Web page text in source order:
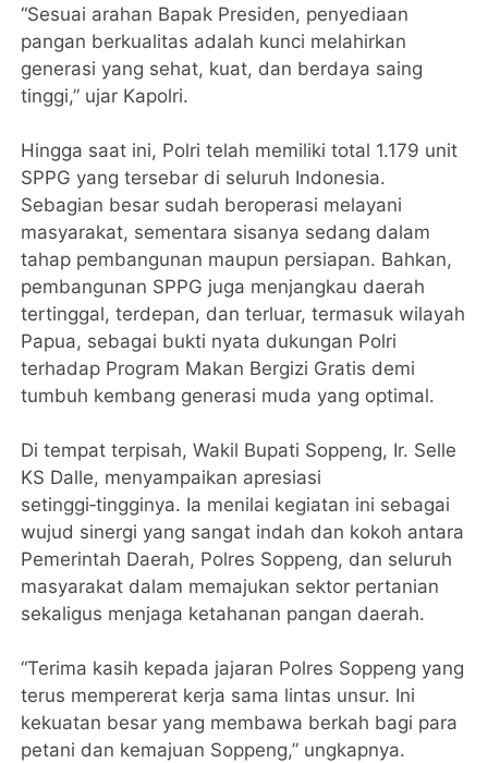
“Sesuai arahan Bapak Presiden, penyediaan
pangan berkualitas adalah kunci melahirkan
generasi yang sehat, kuat, dan berdaya saing
tinggi,” ujar Kapolri.
Hingga saat ini, Polri telah memiliki total 1.179 unit
SPPG yang tersebar di seluruh Indonesia.
Sebagian besar sudah beroperasi melayani
masyarakat, sementara sisanya sedang dalam
tahap pembangunan maupun persiapan. Bahkan,
pembangunan SPPG juga menjangkau daerah
tertinggal, terdepan, dan terluar, termasuk wilayah
Papua, sebagai bukti nyata dukungan Polri
terhadap Program Makan Bergizi Gratis demi
tumbuh kembang generasi muda yang optimal.
Di tempat terpisah, Wakil Bupati Soppeng, Ir. Selle
KS Dalle, menyampaikan apresiasi
setinggi‑tingginya. Ia menilai kegiatan ini sebagai
wujud sinergi yang sangat indah dan kokoh antara
Pemerintah Daerah, Polres Soppeng, dan seluruh
masyarakat dalam memajukan sektor pertanian
sekaligus menjaga ketahanan pangan daerah.
“Terima kasih kepada jajaran Polres Soppeng yang
terus mempererat kerja sama lintas unsur. Ini
kekuatan besar yang membawa berkah bagi para
petani dan kemajuan Soppeng,” ungkapnya.